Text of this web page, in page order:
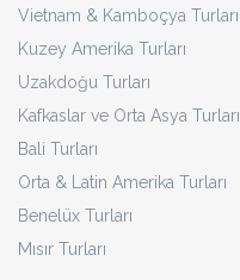
Vietnam & Kamboçya Turları
Kuzey Amerika Turları
Uzakdoğu Turları
Kafkaslar ve Orta Asya Turları
Bali Turları
Orta & Latin Amerika Turları
Benelüx Turları
Mısır Turları